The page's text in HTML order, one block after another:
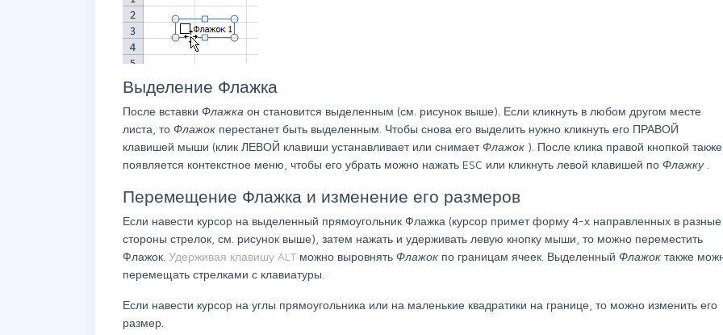
Выделение Флажка
После вставки Флажка он становится выделенным (см. рисунок выше). Если кликнуть в любом другом месте
листа, то Флажок перестанет быть выделенным. Чтобы снова его выделить нужно кликнуть его ПРАВОЙ
клавишей мыши (клик ЛЕВОЙ клавиши устанавливает или снимаетФлажок ). После клика правой кнопкой также
появляется контекстное меню, чтобы его убрать можно нажать ESC или кликнуть левой клавишей по Флажку
Перемещение Флажка и изменение его размеров
Если навести курсор на выделенный прямоугольник Флажка (курсор примет форму 4-х направленных в разные
стороны стрелок, см. рисунок выше), затем нажать и удерживать левую кнопку мыши, то можно переместить
Флажок. Удерживая клавишу ALT можно выровнять Флажок по границам ячеек. Выделенный Флажок также
перемещать стрелками с клавиатуры.
Если навести курсор на углы прямоугольника или на маленькие квадратики на границе, то можно изменить его
размер.